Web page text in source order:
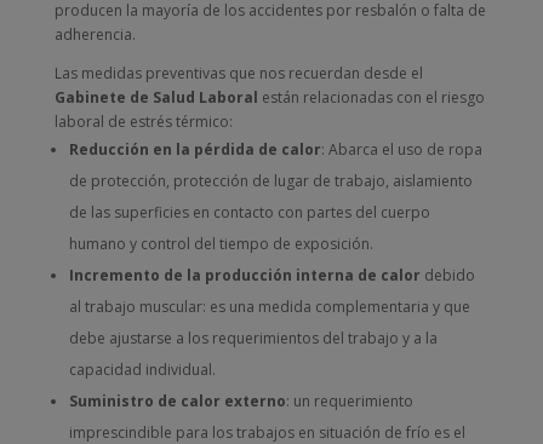
producen la mayoría de los accidentes por resbalón o falta de
adherencia.
Las medidas preventivas que nos recuerdan desde el
Gabinete de Salud Laboral están relacionadas con el riesgo
laboral de estrés térmico:
Reducción en la pérdida de calor: Abarca el uso de ropa
de protección, protección de lugar de trabajo, aislamiento
de las superficies en contacto con partes del cuerpo
humano y control del tiempo de exposición.
Incremento de la producción interna de calor debido
al trabajo muscular: es una medida complementaria y que
debe ajustarse a los requerimientos del trabajo y a la
capacidad individual.
Suministro de calor externo: un requerimiento
imprescindible para los trabajos en situación de frío es el